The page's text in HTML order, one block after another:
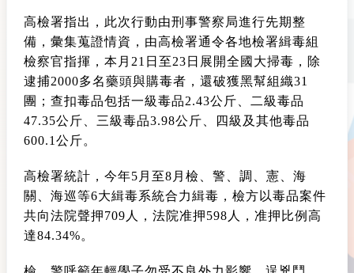
高檢署指出，此次行動由刑事警察局進行先期整
備，彙集蒐證情資，由高檢署通令各地檢署緝毒組
檢察官指揮，本月21日至23日展開全國大掃毒，除
逮捕2000多名藥頭與購毒者，還破獲黑幫組織31
團；查扣毒品包括一級毒品2.43公斤、二級毒品
47.35公斤、三級毒品3.98公斤、四級及其他毒品
600.1公斤。
高檢署統計，今年5月至8月檢、警、調、憲、海
關、海巡等6大緝毒系統合力緝毒，檢方以毒品案件
共向法院聲押709人，法院准押598人，准押比例高
達84.34%。